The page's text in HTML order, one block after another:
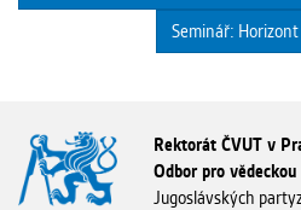
Seminář:
Rektorát ČVUT v
Odbor pro
Jugoslávských